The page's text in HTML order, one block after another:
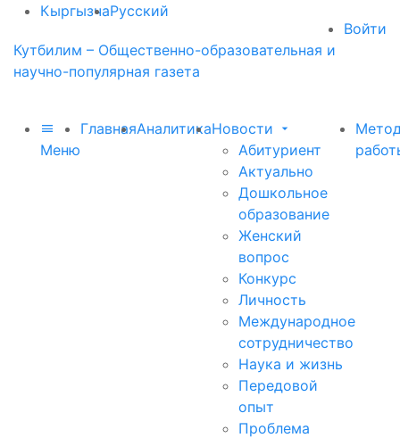
КыргызчаРусский
Войти
Кутбилим – Общественно-образовательная и
научно-популярная газета
Меню
ГлавнаяАналитикаНовости
Абитуриент
Актуально
Дошкольное
образование
Женский
вопрос
Конкурс
Личность
Международное
сотрудничество
Наука и жизнь
Передовой
опыт
Проблема